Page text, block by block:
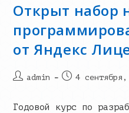
Куб
Открыт набор
от Яндекс
Postadmin
Запись
4
Годовой курс по